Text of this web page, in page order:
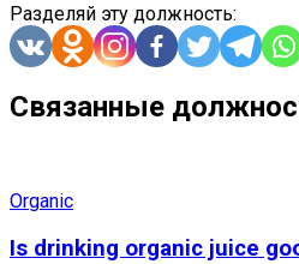
Разделяй эту должность:
Связанные
Organic
Is drinking organic juice